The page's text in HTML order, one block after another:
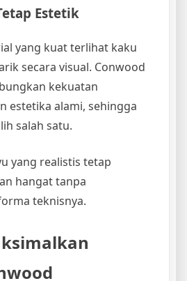
Estetik
yang kuat terlihat kaku
secara visual. Conwood
kekuatan
estetika alami, sehingga
salah satu.
yang realistis tetap
hangat tanpa
teknisnya.